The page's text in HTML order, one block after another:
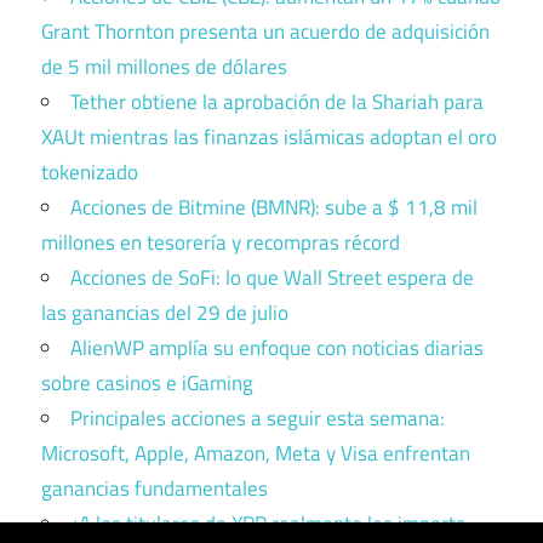
Grant Thornton presenta un acuerdo de adquisición
de 5 mil millones de dólares
Tether obtiene la aprobación de la Shariah para
XAUt mientras las finanzas islámicas adoptan el oro
tokenizado
Acciones de Bitmine (BMNR): sube a $ 11,8 mil
millones en tesorería y recompras récord
Acciones de SoFi: lo que Wall Street espera de
las ganancias del 29 de julio
AlienWP amplía su enfoque con noticias diarias
sobre casinos e iGaming
Principales acciones a seguir esta semana:
Microsoft, Apple, Amazon, Meta y Visa enfrentan
ganancias fundamentales
¿A los titulares de XRP realmente les importa